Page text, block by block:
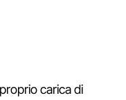
carica di